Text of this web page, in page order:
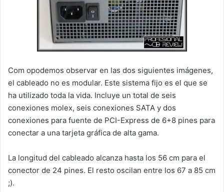
Com opodemos observar en las dos siguientes imágenes,
el cableado no es modular. Este sistema fijo es el que se
ha utilizado toda la vida. Incluye un total de seis
conexiones molex, seis conexiones SATA y dos
conexiones para fuente de PCI-Express de 6+8 pines para
conectar a una tarjeta gráfica de alta gama.
La longitud del cableado alcanza hasta los 56 cm para el
conector de 24 pines. El resto oscilan entre los 67 a 85 cm
;).